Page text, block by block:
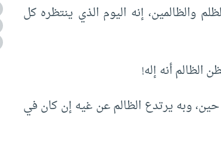
والظالمين، إنه اليوم الذي ينتظره كل
الظالم أنه إله!
حين، وبه يرتدع الظالم عن غيه إن كان في